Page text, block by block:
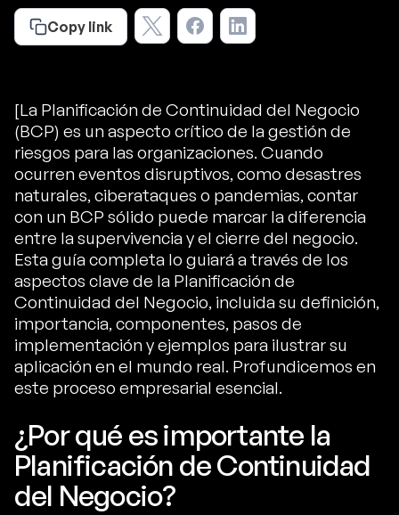
Copy link
[La Planificación de Continuidad del Negocio
(BCP) es un aspecto crítico de la gestión de
riesgos para las organizaciones. Cuando
ocurren eventos disruptivos, como desastres
naturales, ciberataques o pandemias, contar
con un BCP sólido puede marcar la diferencia
entre la supervivencia y el cierre del negocio.
Esta guía completa lo guiará a través de los
aspectos clave de la Planificación de
Continuidad del Negocio, incluida su definición,
importancia, componentes, pasos de
implementación y ejemplos para ilustrar su
aplicación en el mundo real. Profundicemos en
este proceso empresarial esencial.
¿Por qué es importante la
Planificación de Continuidad
del Negocio?